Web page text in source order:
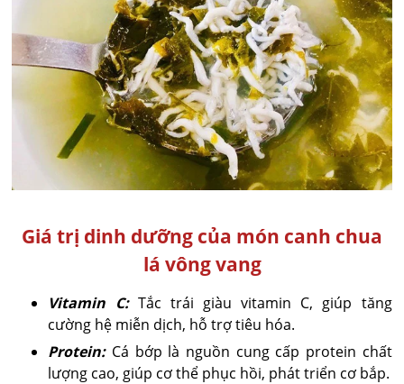
Giá trị dinh dưỡng của món canh chua
lá vông vang
Vitamin C:Tắc trái giàu vitamin C, giúp tăng
cường hệ miễn dịch, hỗ trợ tiêu hóa.
Protein:Cá bớp là nguồn cung cấp protein chất
lượng cao, giúp cơ thể phục hồi, phát triển cơ bắp.